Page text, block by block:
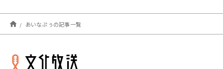
2023年06月
2022年03月
2022年02月
あいなぷぅの記事一覧